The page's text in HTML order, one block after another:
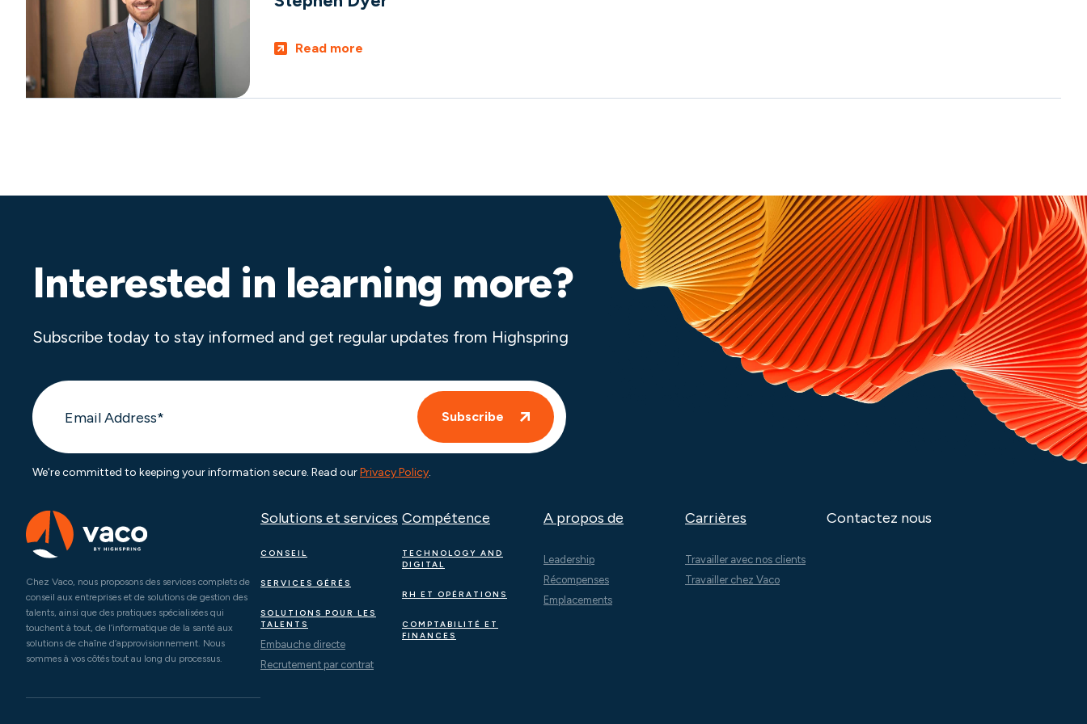
Read more
Interested in learning more?
Subscribe today to stay informed and get regular updates from Highspring
We're committed to keeping your information secure. Read ourPrivacy Policy.
Chez Vaco, nous proposons des services complets de
conseil aux entreprises et de solutions de gestion des
talents, ainsi que des pratiques spécialisées qui
touchent à tout, de l’informatique de la santé aux
solutions de chaîne d’approvisionnement. Nous
sommes à vos côtés tout au long du processus.
Solutions et services
CONSEIL
SERVICES GÉRÉS
SOLUTIONS POUR LES
TALENTS
Embauche directe
Recrutement par contrat
Compétence
TECHNOLOGY AND
DIGITAL
RH ET OPÉRATIONS
COMPTABILITÉ ET
FINANCES
A propos de
Leadership
Récompenses
Emplacements
Carrières
Travailler avec nos clients
Travailler chez Vaco
Contactez nous